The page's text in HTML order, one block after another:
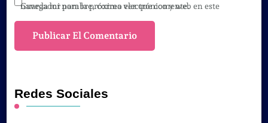
Guarda mi nombre, correo electrónico y web en este navegador para la próxima vez que comente.
Redes Sociales